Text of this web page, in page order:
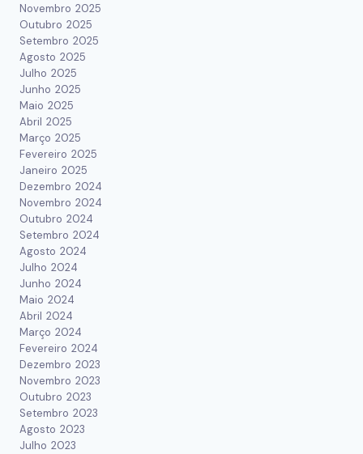
Novembro 2025
Outubro 2025
Setembro 2025
Agosto 2025
Julho 2025
Junho 2025
Maio 2025
Abril 2025
Março 2025
Fevereiro 2025
Janeiro 2025
Dezembro 2024
Novembro 2024
Outubro 2024
Setembro 2024
Agosto 2024
Julho 2024
Junho 2024
Maio 2024
Abril 2024
Março 2024
Fevereiro 2024
Dezembro 2023
Novembro 2023
Outubro 2023
Setembro 2023
Agosto 2023
Julho 2023